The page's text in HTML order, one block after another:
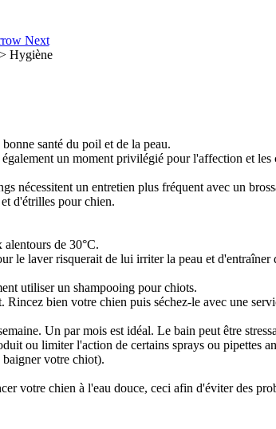
> Hygiène
santé du poil et de la peau.
un moment privilégié pour l'affection et les
nécessitent un entretien plus fréquent avec un
d'étrilles pour chien.
alentours de 30°C.
le laver risquerait de lui irriter la peau et d'entraîner
utiliser un shampooing pour chiots.
bien votre chien puis séchez-le avec une
Un par mois est idéal. Le bain peut être
ou limiter l'action de certains sprays ou pipettes
votre chiot).
votre chien à l'eau douce, ceci afin d'éviter des